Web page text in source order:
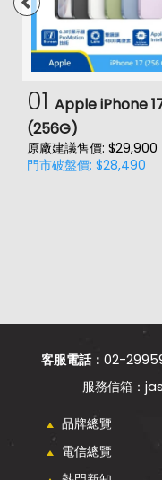
01 Apple iPhone
(256G)
原廠建議售價: $29,900
門市破盤價: $28,490
客服電話： 02-
品牌總覽
電信總覽